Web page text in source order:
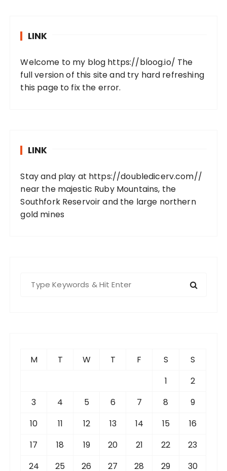
LINK
Welcome to my blog https://bloog.io/ The
full version of this site and try hard refreshing
this page to fix the error.
LINK
Stay and play at https://doubledicerv.com//
near the majestic Ruby Mountains, the
Southfork Reservoir and the large northern
gold mines
M T W T F S
S
1
2
3
4 5 6 7 8
9
10
11 12 13 14 15
16
17
18 19 20 21 22
23
24
25 26 27 28 29 30